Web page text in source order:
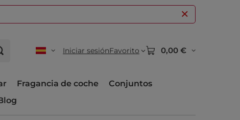
Iniciar sesiónFavorito 0,00 €
Fragancia de coche
Conjuntos